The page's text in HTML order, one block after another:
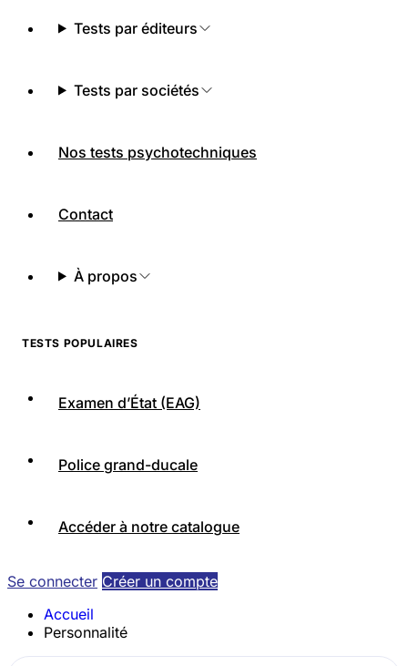
Tests par éditeurs
Tests par sociétés
Nos tests psychotechniques
Contact
À propos
TESTS POPULAIRES
Examen d’État (EAG)
Police grand-ducale
Accéder à notre catalogue
Se connecter Créer un compte
Accueil
Personnalité